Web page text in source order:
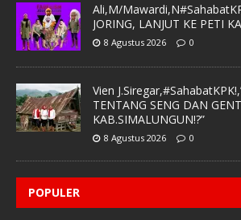
Ali,M/
JORING, LANJUT KE PETI
8 Agustus 2026 0
Vien
TENTANG SENG DAN
KAB.SIMALUNGUN!?”
8 Agustus 2026 0
POPULER